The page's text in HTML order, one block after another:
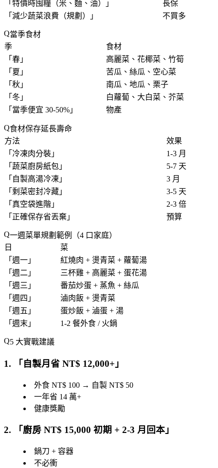
「 特價時囤糧（米、麵、油） 」
長保
「 減少蔬菜浪費（規劃） 」 不買多
當季食材
季
食材
「 春 」
高麗菜、花椰菜、竹筍
「 夏 」
苦瓜、絲瓜、空心菜
「 秋 」
南瓜、地瓜、栗子
「 冬 」
白蘿蔔、大白菜、芥菜
「 當季便宜 30-50% 」 物產
食材保存延長壽命
方法
效果
「 冷凍肉分裝 」
1-3 月
「 蔬菜廚房紙包 」
5-7 天
「 自製高湯冷凍 」
3 月
「 剩菜密封冷藏 」
3-5 天
「 真空袋進階 」
2-3 倍
「 正確保存省丟棄 」 預算
一週菜單規劃範例（4 口家庭）
日
菜
「 週一 」
紅燒肉 + 燙青菜 + 蘿蔔湯
「 週二 」
三杯雞 + 高麗菜 + 蛋花湯
「 週三 」
番茄炒蛋 + 蒸魚 + 絲瓜
「 週四 」
滷肉飯 + 燙青菜
「 週五 」
蛋炒飯 + 滷蛋 + 湯
「 週末 」 1-2 餐外食 / 火鍋
5 大實戰建議
1. 「 自製月省 NT$ 12,000+ 」
外食 NT$ 100 → 自製 NT$ 50
一年省 14 萬+
健康獎勵
2. 「 廚房 NT$ 15,000 初期 + 2-3 月回本 」
鍋刀 + 容器
不必衝